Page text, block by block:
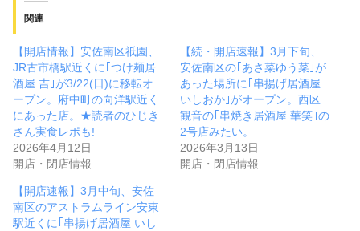
関連
【開店情報】安佐南区祇園、
JR古市橋駅近くに｢つけ麺居
酒屋 吉｣が3/22(日)に移転オ
ープン。府中町の向洋駅近く
にあった店。★読者のひじき
さん実食レポも!
2026年4月12日
開店・閉店情報
【続・開店速報】3月下旬、
安佐南区の｢あさ菜ゆう菜｣が
あった場所に｢串揚げ居酒屋
いしおか｣がオープン。西区
観音の｢串焼き居酒屋 華笑｣の
2号店みたい。
2026年3月13日
開店・閉店情報
【開店速報】3月中旬、安佐
南区のアストラムライン安東
駅近くに｢串揚げ居酒屋 いし